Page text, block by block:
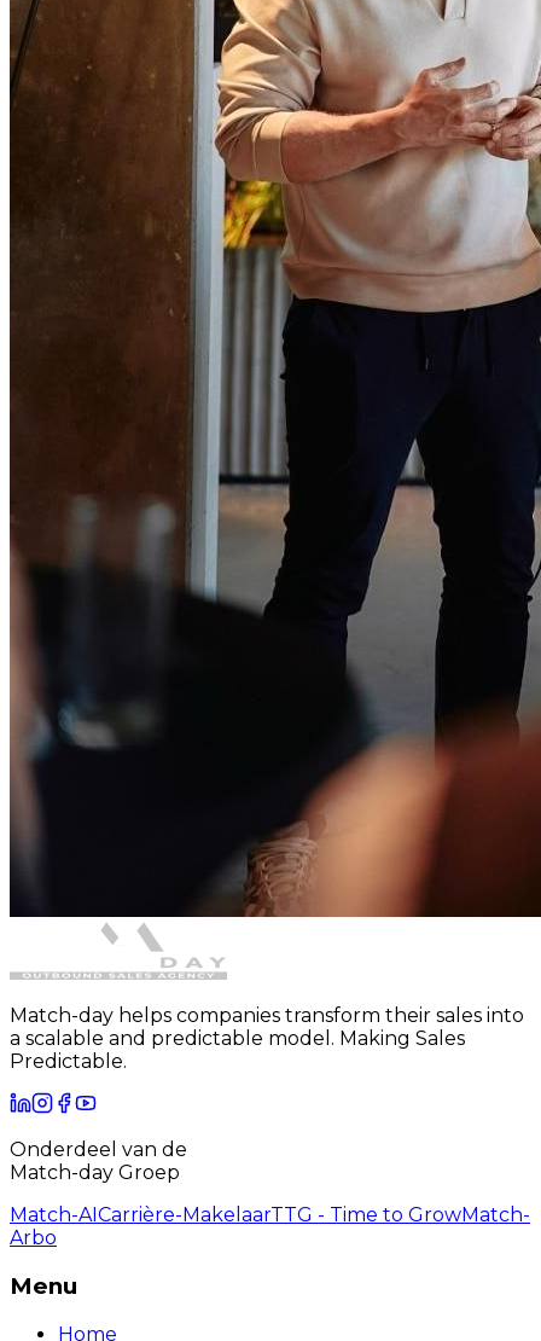
Match-day helps companies transform their sales into
a scalable and predictable model. Making Sales
Predictable.
Onderdeel van de
Match-day Groep
Match-AI Carrière-MakelaarTTG - Time to GrowMatch-
Arbo
Menu
Home